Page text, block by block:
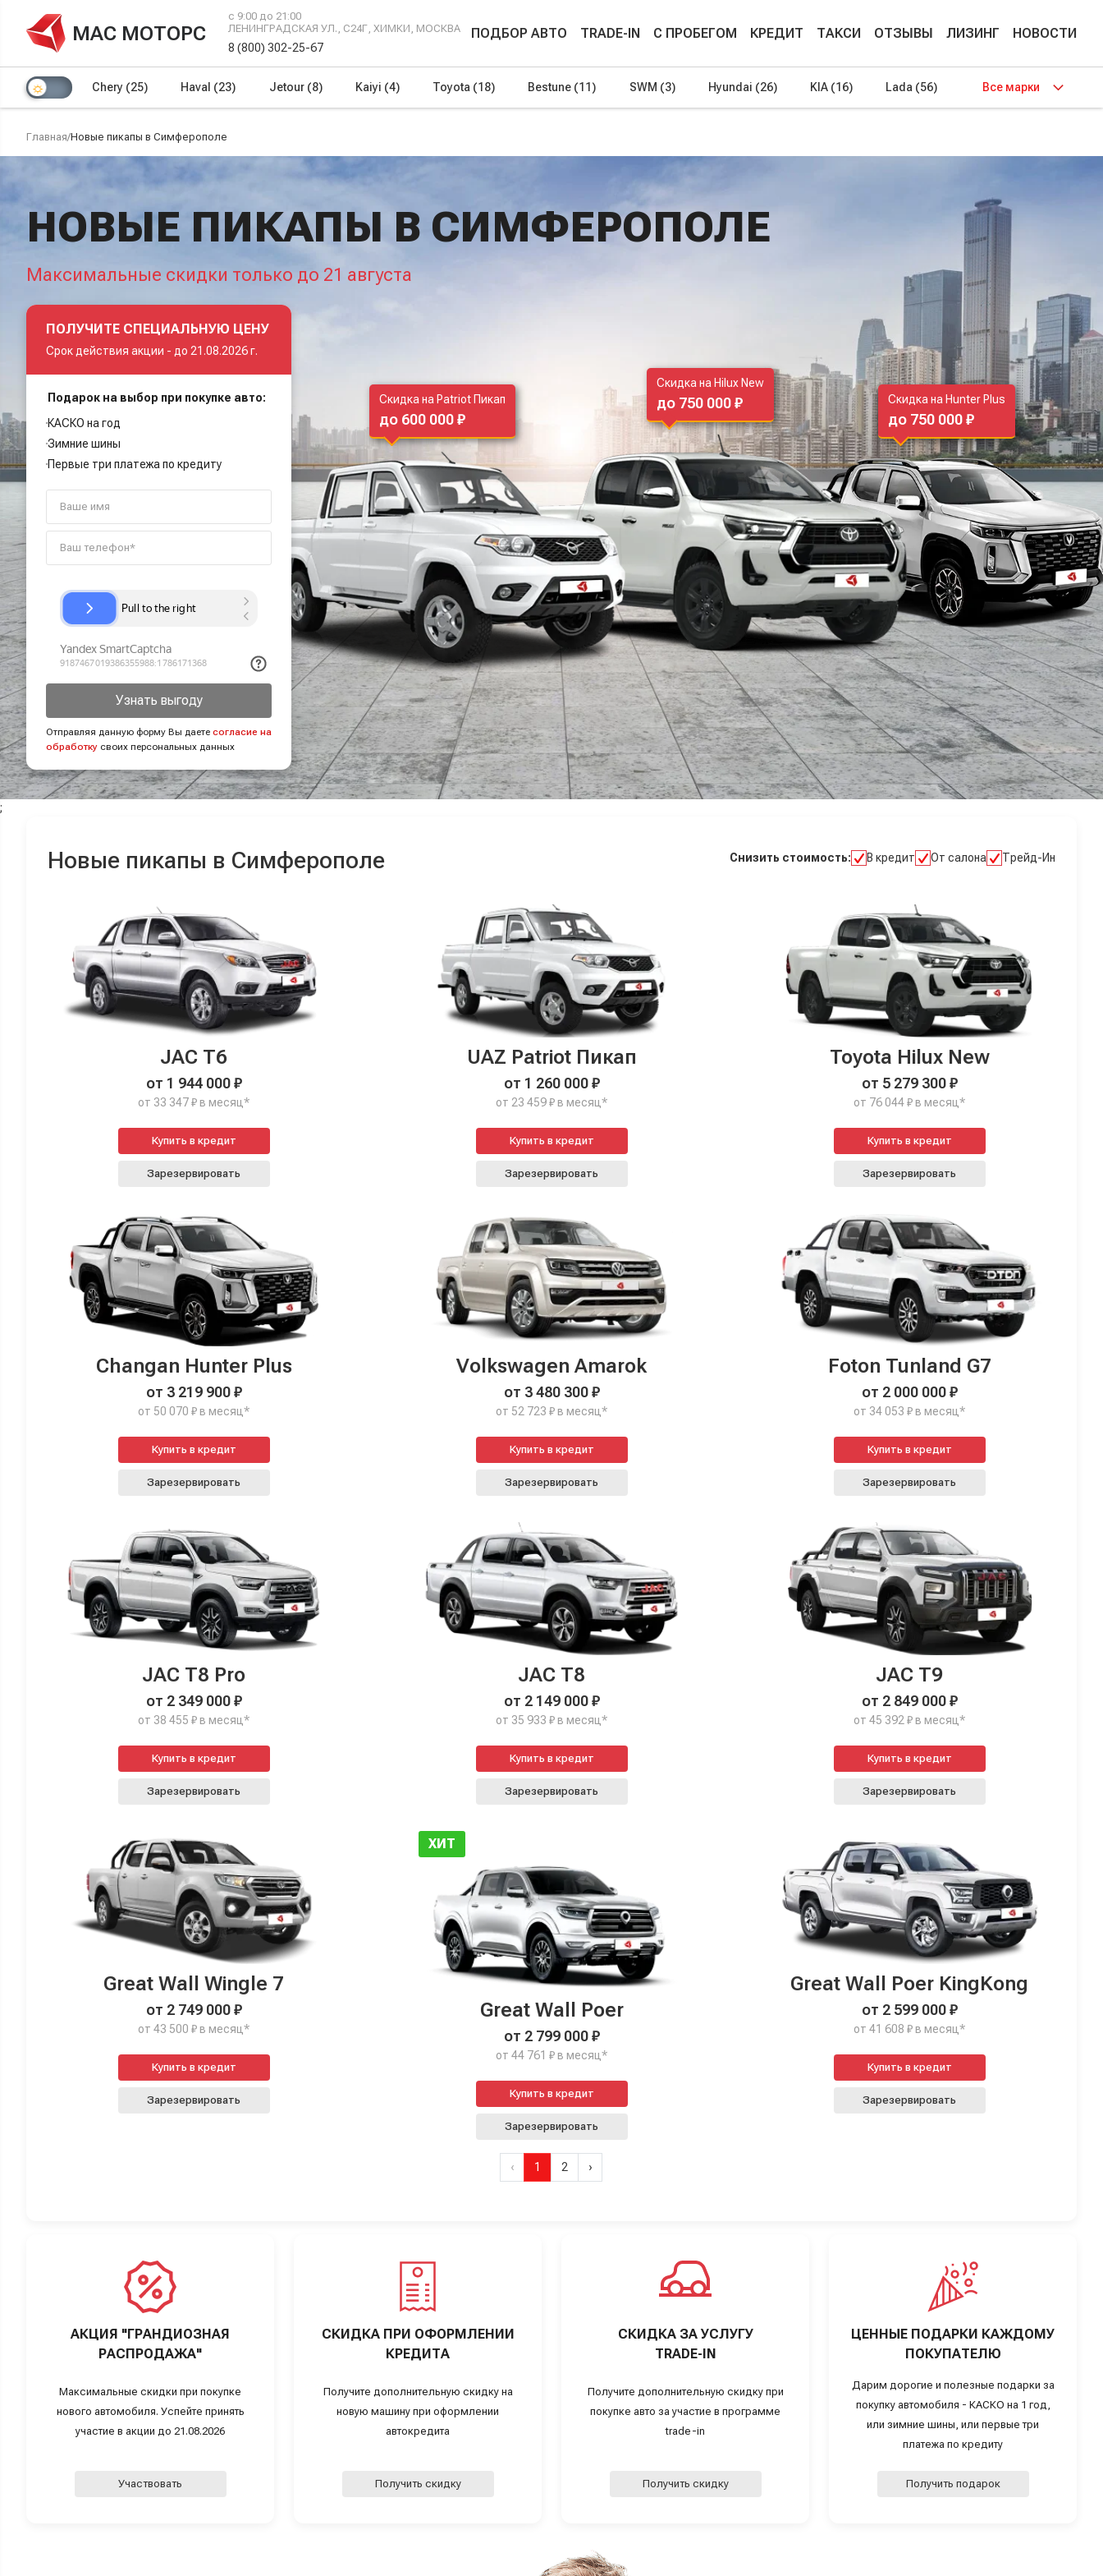
МАС МОТОРС
с 9:00 до 21:00
ЛЕНИНГРАДСКАЯ УЛ., С24Г, ХИМКИ, МОСКВА
8 (800) 302-25-67
ПОДБОР АВТО TRADE-IN С ПРОБЕГОМ КРЕДИТ ТАКСИ ОТЗЫВЫ ЛИЗИНГ НОВОСТИ
Chery (25) Haval (23) Jetour (8) Kaiyi (4) Toyota (18) Bestune (11) SWM (3) Hyundai (26) KIA (16) Lada (56) Все марки
Главная/Новые пикапы в Симферополе
НОВЫЕ ПИКАПЫ В СИМФЕРОПОЛЕ
Максимальные скидки только до 21 августа
ПОЛУЧИТЕ СПЕЦИАЛЬНУЮ ЦЕНУ
Срок действия акции - до 21.08.2026 г.
Подарок на выбор при покупке авто:
КАСКО на год
Зимние шины
Первые три платежа по кредиту
Узнать выгоду
Отправляя данную форму Вы даете согласие на
обработку своих персональных данных
Скидка на Patriot Пикап
до 600 000 ₽
Скидка на Hilux New
до 750 000 ₽ Скидка на Hunter Plus
до 750 000 ₽
;
Новые пикапы в Симферополе Снизить стоимость: В кредит От салона Трейд-Ин
JAC T6
от 1 944 000 ₽
от 33 347 ₽ в месяц*
Купить в кредит
Зарезервировать
UAZ Patriot Пикап
от 1 260 000 ₽
от 23 459 ₽ в месяц*
Купить в кредит
Зарезервировать
Toyota Hilux New
от 5 279 300 ₽
от 76 044 ₽ в месяц*
Купить в кредит
Зарезервировать
Changan Hunter Plus
от 3 219 900 ₽
от 50 070 ₽ в месяц*
Купить в кредит
Зарезервировать
Volkswagen Amarok
от 3 480 300 ₽
от 52 723 ₽ в месяц*
Купить в кредит
Зарезервировать
Foton Tunland G7
от 2 000 000 ₽
от 34 053 ₽ в месяц*
Купить в кредит
Зарезервировать
JAC T8 Pro
от 2 349 000 ₽
от 38 455 ₽ в месяц*
Купить в кредит
Зарезервировать
JAC T8
от 2 149 000 ₽
от 35 933 ₽ в месяц*
Купить в кредит
Зарезервировать
JAC T9
от 2 849 000 ₽
от 45 392 ₽ в месяц*
Купить в кредит
Зарезервировать
Great Wall Wingle 7
от 2 749 000 ₽
от 43 500 ₽ в месяц*
Купить в кредит
Зарезервировать
ХИТ
Great Wall Poer
от 2 799 000 ₽
от 44 761 ₽ в месяц*
Купить в кредит
Зарезервировать
Great Wall Poer KingKong
от 2 599 000 ₽
от 41 608 ₽ в месяц*
Купить в кредит
Зарезервировать
‹ 1 2 ›
АКЦИЯ "ГРАНДИОЗНАЯ
РАСПРОДАЖА"
Максимальные скидки при покупке
нового автомобиля. Успейте принять
участие в акции до 21.08.2026
Участвовать
СКИДКА ПРИ ОФОРМЛЕНИИ
КРЕДИТА
Получите дополнительную скидку на
новую машину при оформлении
автокредита
Получить скидку
СКИДКА ЗА УСЛУГУ
TRADE-IN
Получите дополнительную скидку при
покупке авто за участие в программе
trade-in
Получить скидку
ЦЕННЫЕ ПОДАРКИ КАЖДОМУ
ПОКУПАТЕЛЮ
Дарим дорогие и полезные подарки за
покупку автомобиля - КАСКО на 1 год,
или зимние шины, или первые три
платежа по кредиту
Получить подарок